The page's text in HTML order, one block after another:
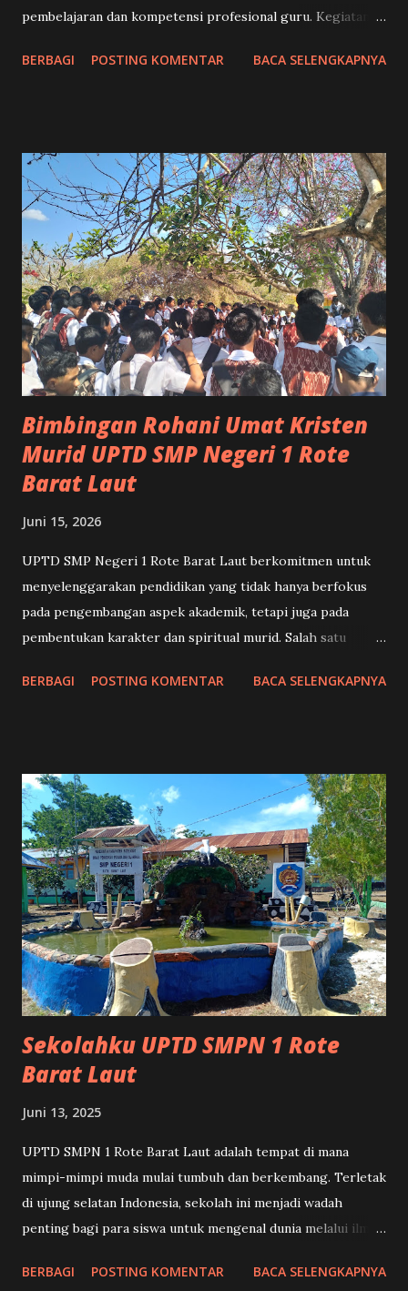
pembelajaran dan kompetensi profesional guru. Kegiatan
mendukung transformasi pendidikan yang berorientasi pada
kemampuan berpikir kritis, kreativitas, kolaborasi, dan
penerapan pengetahuan dalam konteks kehidupan nyata.
Melalui pendekatan ini, murid tidak hanya memperoleh
informasi, tetapi juga didorong untuk mengembangkan
kemampuan menganalisis, mengevaluasi, dan memecahkan
berbagai permasalahan secara efektif. Pelaksanaan IHT
Pembelajaran Mendalam di UPTD SMP Negeri 1 Rote Barat
Laut bertujuan untuk memperkuat kapasitas guru dalam
merancang, melaksanakan, dan mengevaluasi pembelajaran
yang berpusat pada murid. Kegiatan ini ...
BERBAGI POSTING KOMENTAR BACA SELENGKAPNYA
Bimbingan Rohani Umat Kristen
Murid UPTD SMP Negeri 1 Rote
Barat Laut
Juni 15, 2026
UPTD SMP Negeri 1 Rote Barat Laut berkomitmen untuk
menyelenggarakan pendidikan yang tidak hanya berfokus
pada pengembangan aspek akademik, tetapi juga pada
pembentukan karakter dan spiritual murid. Salah satu
kegiatan bimbingan rohani bagi murid beragama Kristen.
merupakan proses pendampingan yang bertujuan
membantu murid memahami, menghayati, dan mengamalkan
ajaran Kristiani dalam kehidupan sehari-hari. Melalui
kegiatan ini, murid didorong untuk mengembangkan sikap
religius, bertanggung jawab, serta memiliki kepedulian
terhadap sesama dan lingkungan sekitar. Dengan demikian,
pendidikan spiritual menjadi bagian integral dalam proses
pembentukan karakter murid. Pelaksanaan bimbingan
rohani di UPTD SMP Negeri 1 Rote Barat Laut dilakukan
secara terstruktur dan berkesinambung...
BERBAGI POSTING KOMENTAR BACA SELENGKAPNYA
Sekolahku UPTD SMPN 1 Rote
Barat Laut
Juni 13, 2025
UPTD SMPN 1 Rote Barat Laut adalah tempat di mana
mimpi-mimpi muda mulai tumbuh dan berkembang. Terletak
di ujung selatan Indonesia, sekolah ini menjadi wadah
penting bagi para siswa untuk mengenal dunia melalui ilmu
tengah semilir angin pantai dan nuansa kearifan lokal,
BERBAGI POSTING KOMENTAR BACA SELENGKAPNYA